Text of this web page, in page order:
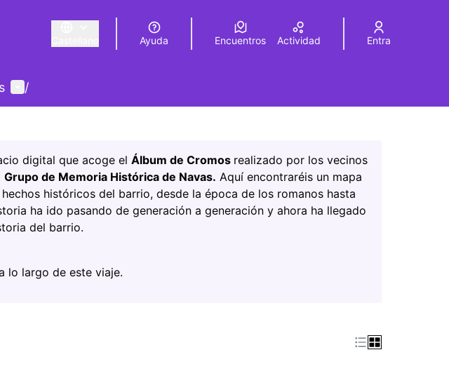
Triar la llengua Elegir el idioma Choose language
Ayuda Encuentros Actividad Entra
Menú de usuario
/
digital que acoge el Álbum de Cromos realizado por los vecinos
Grupo de Memoria Histórica de Navas. Aquí encontraréis un mapa
históricos del barrio, desde la época de los romanos hasta
ha ido pasando de generación a generación y ahora ha llegado
del barrio.
lo largo de este viaje.